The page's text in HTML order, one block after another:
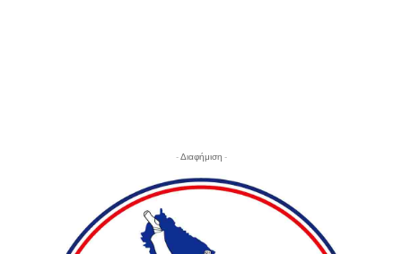
- Διαφήμιση -